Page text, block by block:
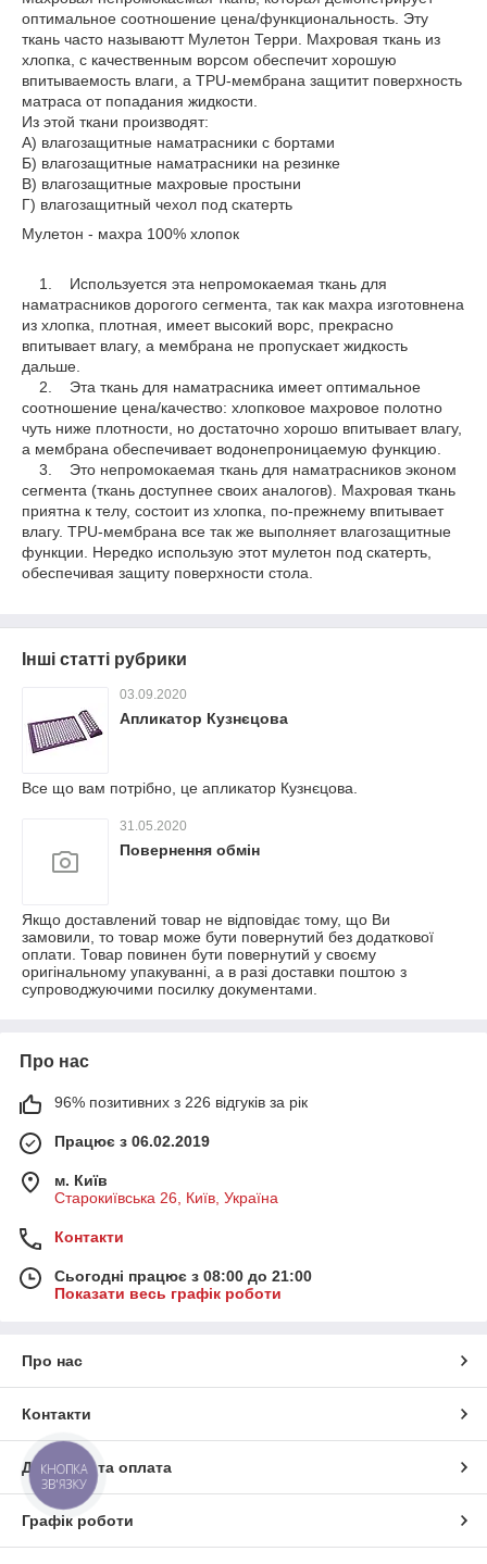
оптимальное соотношение цена/функциональность. Эту
ткань часто называютт Мулетон Терри. Махровая ткань из
хлопка, с качественным ворсом обеспечит хорошую
впитываемость влаги, а TPU-мембрана защитит поверхность
матраса от попадания жидкости.
Из этой ткани производят:
А) влагозащитные наматрасники с бортами
Б) влагозащитные наматрасники на резинке
В) влагозащитные махровые простыни
Г) влагозащитный чехол под скатерть
Мулетон - махра 100% хлопок
1. Используется эта непромокаемая ткань для
наматрасников дорогого сегмента, так как махра изготовнена
из хлопка, плотная, имеет высокий ворс, прекрасно
впитывает влагу, а мембрана не пропускает жидкость
дальше.
2. Эта ткань для наматрасника имеет оптимальное
соотношение цена/качество: хлопковое махровое полотно
чуть ниже плотности, но достаточно хорошо впитывает влагу,
а мембрана обеспечивает водонепроницаемую функцию.
3. Это непромокаемая ткань для наматрасников эконом
сегмента (ткань доступнее своих аналогов). Махровая ткань
приятна к телу, состоит из хлопка, по-прежнему впитывает
влагу. TPU-мембрана все так же выполняет влагозащитные
функции. Нередко использую этот мулетон под скатерть,
обеспечивая защиту поверхности стола.
Інші статті рубрики
03.09.2020
Апликатор Кузнєцова
Все що вам потрібно, це апликатор Кузнєцова.
31.05.2020
Повернення обмін
Якщо доставлений товар не відповідає тому, що Ви
замовили, то товар може бути повернутий без додаткової
оплати. Товар повинен бути повернутий у своєму
оригінальному упакуванні, а в разі доставки поштою з
супроводжуючими посилку документами.
Про нас
96% позитивних з 226 відгуків за рік
Працює з 06.02.2019
м. Київ
Старокиївська 26, Київ, Україна
Контакти
Сьогодні працює з 08:00 до 21:00
Показати весь графік роботи
Про нас
Контакти
Доставка та оплата
Графік роботи
КНОПКА
ЗВ'ЯЗКУ